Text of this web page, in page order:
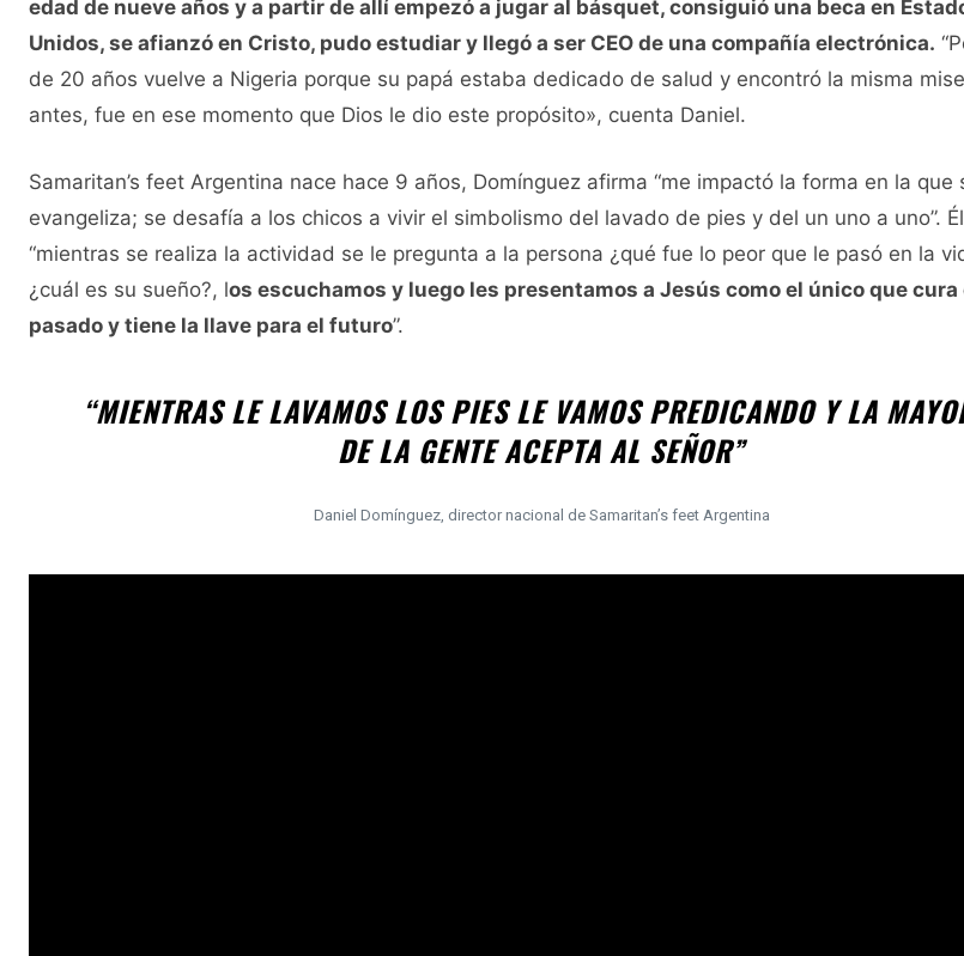
edad de nueve años y a partir de allí empezó a jugar al básquet, consiguió una beca en
Unidos, se afianzó en Cristo, pudo estudiar y llegó a ser CEO de una compañía electrónica.
de 20 años vuelve a Nigeria porque su papá estaba dedicado de salud y encontró la misma
antes, fue en ese momento que Dios le dio este propósito», cuenta Daniel.
Samaritan’s feet Argentina nace hace 9 años, Domínguez afirma “me impactó la forma en la que
evangeliza; se desafía a los chicos a vivir el simbolismo del lavado de pies y del un uno a uno”.
“mientras se realiza la actividad se le pregunta a la persona ¿qué fue lo peor que le pasó en la
¿cuál es su sueño?, los escuchamos y luego les presentamos a Jesús como el único que cura
pasado y tiene la llave para el futuro”.
“MIENTRAS LE LAVAMOS LOS PIES LE VAMOS PREDICANDO Y LA
DE LA GENTE ACEPTA AL SEÑOR”
Daniel Domínguez, director nacional de Samaritan’s feet Argentina